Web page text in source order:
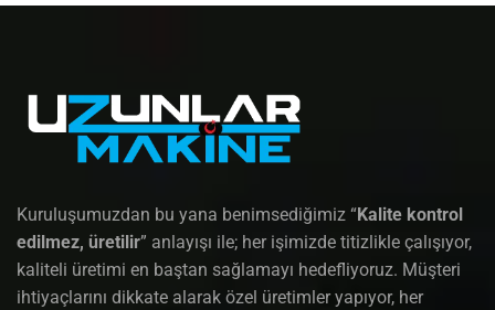
Kuruluşumuzdan bu yana benimsediğimiz “Kalite kontrol
edilmez, üretilir” anlayışı ile; her işimizde titizlikle çalışıyor,
kaliteli üretimi en baştan sağlamayı hedefliyoruz. Müşteri
ihtiyaçlarını dikkate alarak özel üretimler yapıyor, her